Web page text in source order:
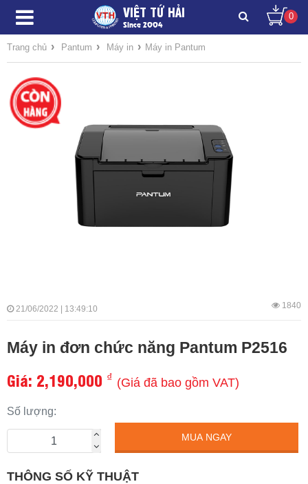
VIỆT TỨ HẢI
Since 2004
0
Trang chủ › Pantum › Máy in › Máy in Pantum
21/06/2022 | 13:49:10 1840
Máy in đơn chức năng Pantum P2516
Giá: 2,190,000 ₫ (Giá đã bao gồm VAT)
Số lượng:
MUA NGAY
THÔNG SỐ KỸ THUẬT